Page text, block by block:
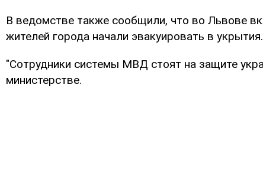
В ведомстве также сообщили, что во Львове
жителей города начали эвакуировать в укрытия.
"Сотрудники системы МВД стоят на защите
министерстве.